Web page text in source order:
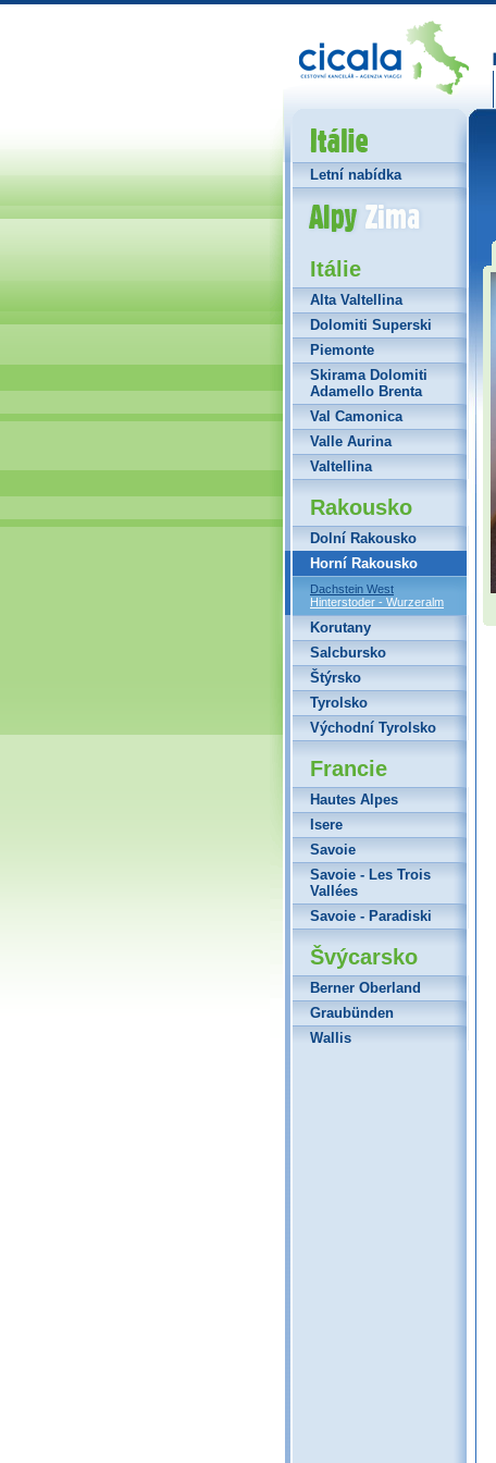
Itálie
Letní nabídka
Alpy Zima
Itálie
Alta Valtellina
Dolomiti Superski
Piemonte
Skirama Dolomiti
Adamello Brenta
Val Camonica
Valle Aurina
Valtellina
Rakousko
Dolní Rakousko
Horní Rakousko
Dachstein West
Hinterstoder - Wurzeralm
Korutany
Salcbursko
Štýrsko
Tyrolsko
Východní Tyrolsko
Francie
Hautes Alpes
Isere
Savoie
Savoie - Les Trois
Vallées
Savoie - Paradiski
Švýcarsko
Berner Oberland
Graubünden
Wallis